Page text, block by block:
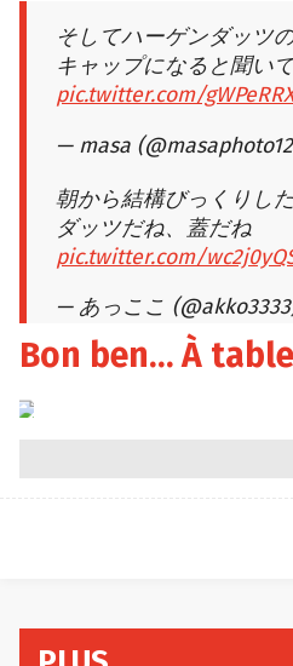
そしてハーゲンダッツ
キャップになると聞い
pic.twitter.com/
— masa
朝から結構びっくりし
ダッツだね、蓋だね
pic.twitter.com/
— あっここ
Bon ben… À